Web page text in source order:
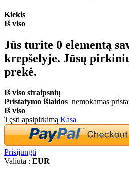
Kiekis
Iš viso
Jūs turite 0 elementą
krepšelyje. Jūsų
prekė.
Iš viso straipsnių
Pristatymo išlaidos nemokamas
Iš viso
Tęsti apsipirkimą Kasa
Prisijungti
Valiuta : EUR